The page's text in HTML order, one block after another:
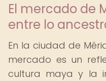
El mercado de
entre lo
En la ciudad de
mercado es un
cultura maya y la